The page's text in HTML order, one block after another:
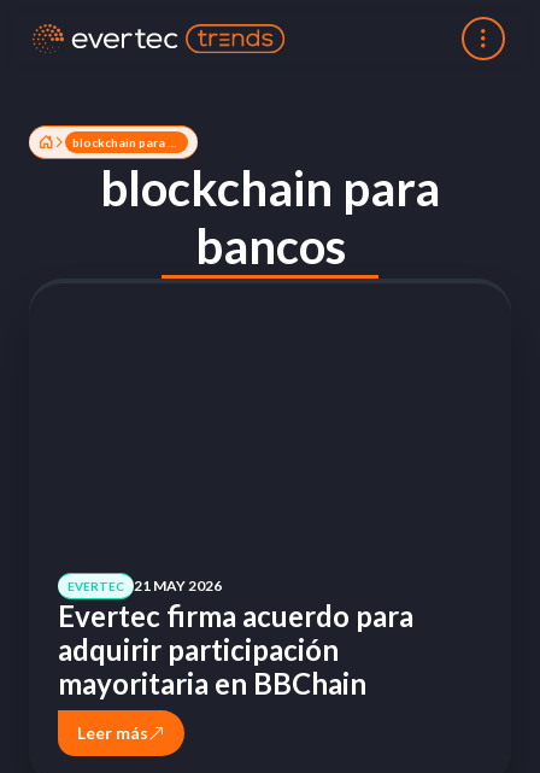
blockchain para
bancos
EVERTEC 21 MAY 2026
Evertec firma acuerdo para
adquirir participación
mayoritaria en BBChain
Leer más